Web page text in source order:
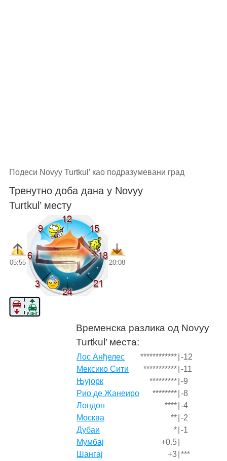
Подеси Novyy Turtkul’ као подразумевани град
Тренутно доба дана у Novyy
Turtkul’ месту
05:55 20:08
Временска разлика од Novyy
Turtkul’ места:
Лос Анђелес ************ -12
Мексико Сити
*********** -11
Њујорк
********* -9
Рио де Жанеиро
******** -8
Лондон
**** -4
Москва
** -2
Дубаи
* -1
Мумбај
+0.5
Шангај
+3 ***